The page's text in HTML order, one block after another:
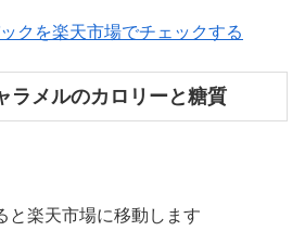
クを楽天市場でチェックする
ラメルのカロリーと糖質
楽天市場に移動します